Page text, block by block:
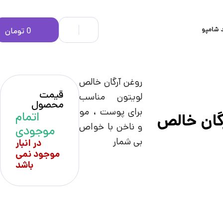
شامپو 0 تومان
خالص
روغن آرگان خالص
لویتون مناسب
برای پوست ، مو
و ناخن با خواص
بی شمار
قیمت
محصول
اتمام
موجودی
در انبار
موجود نمی
باشد